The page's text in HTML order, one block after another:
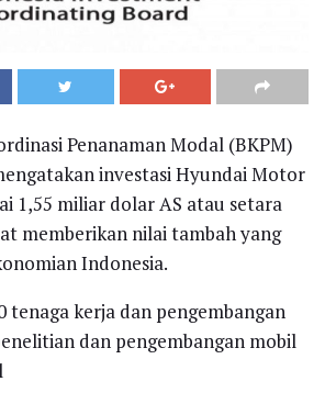
Penanaman Modal (BKPM)
investasi Hyundai Motor
1,55 miliar dolar AS atau setara
memberikan nilai tambah yang
Indonesia.
tenaga kerja dan pengembangan
dan pengembangan mobil